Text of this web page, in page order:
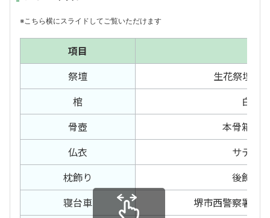
※こちら横にスライドしてご覧いただけます
項目
祭壇
生花祭壇
棺
白布棺
骨壺
本骨箱・
仏衣
サテン
枕飾り
後飾り
寝台車
堺市西警察署〜